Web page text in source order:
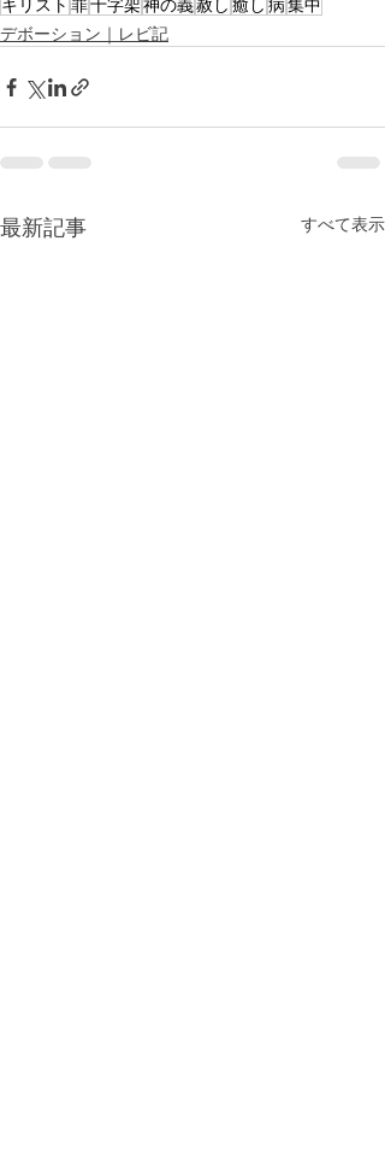
デボーション｜レビ記
最新記事 すべて表示